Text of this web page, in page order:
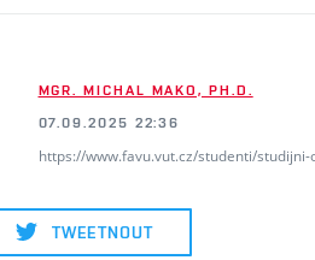
MGR. MICHAL MAKO, PH.D.
07.09.2025 22:36
https://www.favu.vut.cz/studenti/
TWEETNOUT